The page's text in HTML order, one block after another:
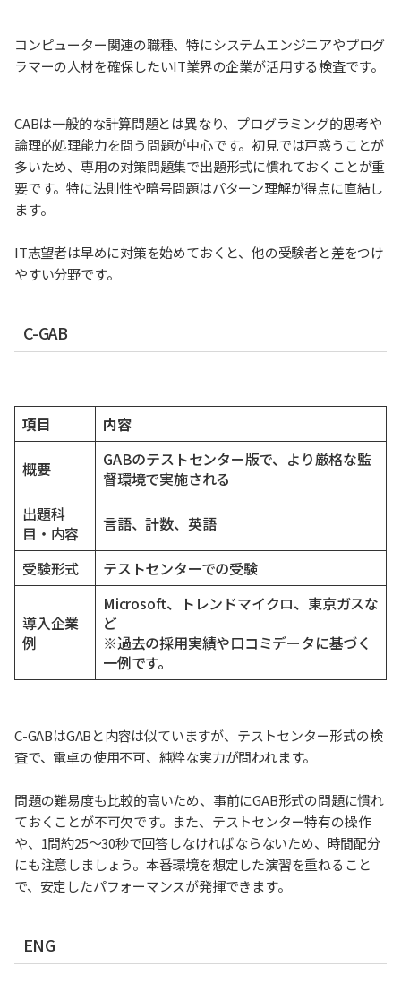
コンピューター関連の職種、特にシステムエンジニアやプログ
ラマーの人材を確保したいIT業界の企業が活用する検査です。
CABは一般的な計算問題とは異なり、プログラミング的思考や
論理的処理能力を問う問題が中心です。初見では戸惑うことが
多いため、専用の対策問題集で出題形式に慣れておくことが重
要です。特に法則性や暗号問題はパターン理解が得点に直結し
ます。
IT志望者は早めに対策を始めておくと、他の受験者と差をつけ
やすい分野です。
C-GAB
項目 内容
概要
GABのテストセンター版で、より厳格な監
督環境で実施される
出題科
目・内容
言語、計数、英語
受験形式 テストセンターでの受験
導入企業
例
Microsoft、トレンドマイクロ、東京ガスな
ど
※過去の採用実績や口コミデータに基づく
一例です。
C-GABはGABと内容は似ていますが、テストセンター形式の検
査で、電卓の使用不可、純粋な実力が問われます。
問題の難易度も比較的高いため、事前にGAB形式の問題に慣れ
ておくことが不可欠です。また、テストセンター特有の操作
や、1問約25〜30秒で回答しなければならないため、時間配分
にも注意しましょう。本番環境を想定した演習を重ねること
で、安定したパフォーマンスが発揮できます。
ENG